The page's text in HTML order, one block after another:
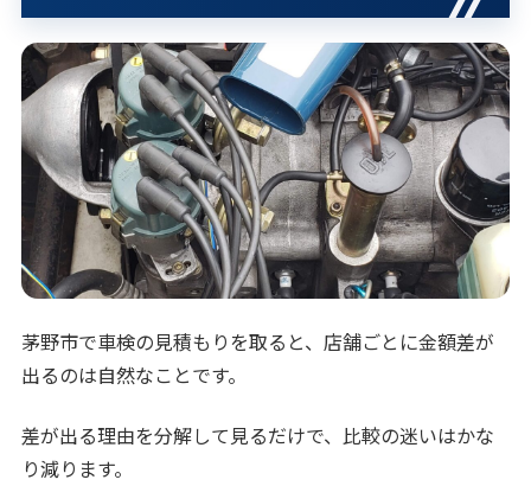
茅野市で車検の見積もりを取ると、店舗ごとに金額差が
出るのは自然なことです。
差が出る理由を分解して見るだけで、比較の迷いはかな
り減ります。